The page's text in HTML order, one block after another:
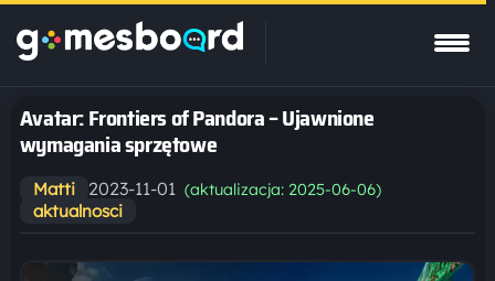
Avatar: Frontiers of Pandora – Ujawnione
wymagania sprzętowe
Matti 2023-11-01 (aktualizacja: 2025-06-06)
aktualnosci